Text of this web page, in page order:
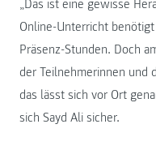
„Das ist eine gewisse
Online-Unterricht
Präsenz-Stunden. Doch
der Teilnehmerinnen und
das lässt sich vor Ort
sich Sayd Ali sicher.